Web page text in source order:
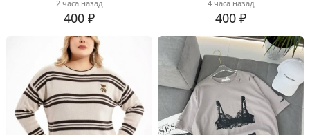
2 часа назад
400 ₽
4 часа назад
400 ₽